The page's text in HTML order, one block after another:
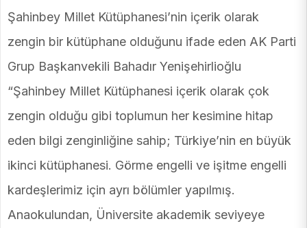
Şahinbey Millet Kütüphanesi’nin içerik olarak
zengin bir kütüphane olduğunu ifade eden AK Parti
Grup Başkanvekili Bahadır Yenişehirlioğlu
“Şahinbey Millet Kütüphanesi içerik olarak çok
zengin olduğu gibi toplumun her kesimine hitap
eden bilgi zenginliğine sahip; Türkiye’nin en büyük
ikinci kütüphanesi. Görme engelli ve işitme engelli
kardeşlerimiz için ayrı bölümler yapılmış.
Anaokulundan, Üniversite akademik seviyeye